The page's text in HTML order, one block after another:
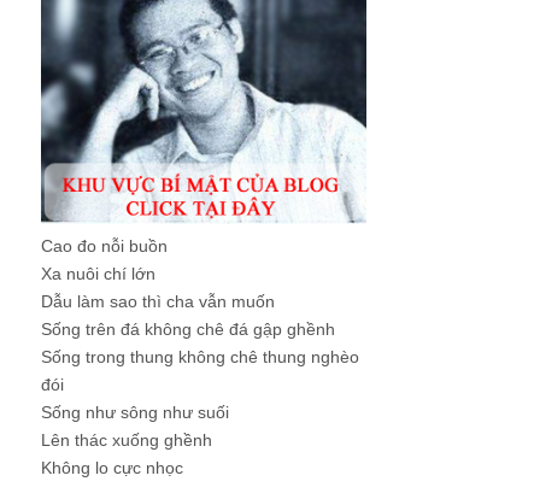
Cao đo nỗi buồn
Xa nuôi chí lớn
Dẫu làm sao thì cha vẫn muốn
Sống trên đá không chê đá gập ghềnh
Sống trong thung không chê thung nghèo
đói
Sống như sông như suối
Lên thác xuống ghềnh
Không lo cực nhọc